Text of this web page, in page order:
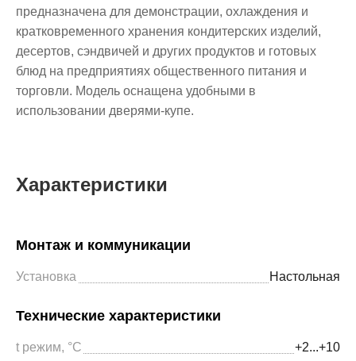
предназначена для демонстрации, охлаждения и
кратковременного хранения кондитерских изделий,
десертов, сэндвичей и других продуктов и готовых
блюд на предприятиях общественного питания и
торговли. Модель оснащена удобными в
использовании дверями-купе.
Характеристики
Монтаж и коммуникации
Установка Настольная
Технические характеристики
t режим, °С +2...+10